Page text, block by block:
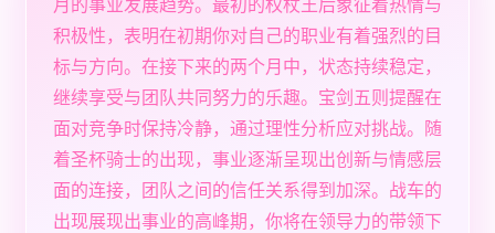
月的事业发展趋势。最初的权杖王后象征着热情与
积极性，表明在初期你对自己的职业有着强烈的目
标与方向。在接下来的两个月中，状态持续稳定，
继续享受与团队共同努力的乐趣。宝剑五则提醒在
面对竞争时保持冷静，通过理性分析应对挑战。随
着圣杯骑士的出现，事业逐渐呈现出创新与情感层
面的连接，团队之间的信任关系得到加深。战车的
出现展现出事业的高峰期，你将在领导力的带领下